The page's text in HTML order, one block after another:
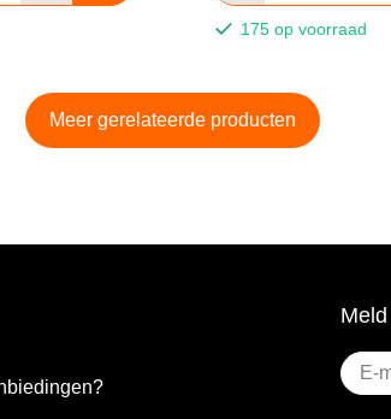
175 op voorraad
Meer gerelateerde producten
E-